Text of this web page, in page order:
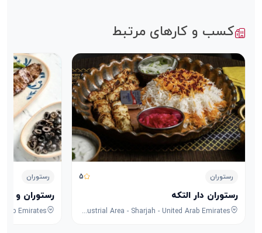
کسب و کارهای مرتبط
رستوران 5
رستوران دار التکه
8F53+FPG - University City Rd - Muwaileh Commercial - Industrial Area - Sharjah - United Arab Emirates
رستوران
رستوران و